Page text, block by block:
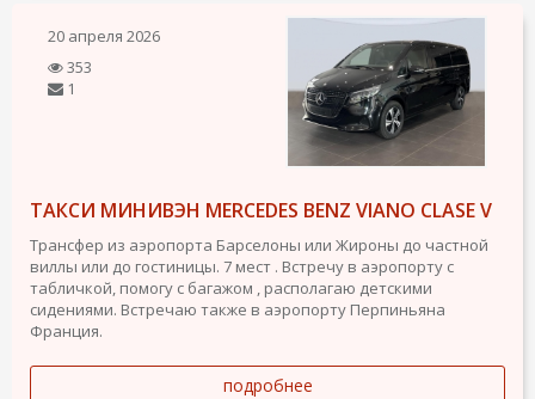
20 апреля 2026
353
1
ТАКСИ МИНИВЭН MERCEDES BENZ VIANO CLASE V
Трансфер из аэропорта Барселоны или Жироны до частной
виллы или до гостиницы. 7 мест . Встречу в аэропорту с
табличкой, помогу с багажом , располагаю детскими
сидениями. Встречаю также в аэропорту Перпиньяна
Франция.
подробнее